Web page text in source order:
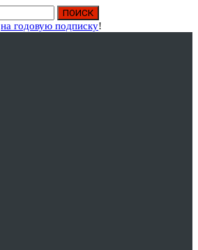
на годовую подписку!